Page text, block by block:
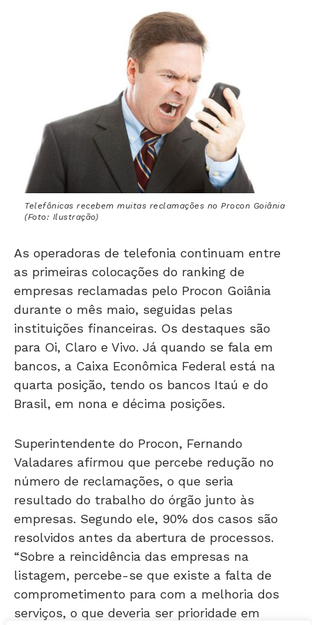
Telefônicas recebem muitas reclamações no Procon Goiânia
(Foto: Ilustração)
as primeiras colocações do ranking de
empresas reclamadas pelo Procon Goiânia
durante o mês maio, seguidas pelas
instituições financeiras. Os destaques são
para Oi, Claro e Vivo. Já quando se fala em
bancos, a Caixa Econômica Federal está na
quarta posição, tendo os bancos Itaú e do
Brasil, em nona e décima posições.
Valadares afirmou que percebe redução no
número de reclamações, o que seria
resultado do trabalho do órgão junto às
empresas. Segundo ele, 90% dos casos são
resolvidos antes da abertura de processos.
“Sobre a reincidência das empresas na
listagem, percebe-se que existe a falta de
comprometimento para com a melhoria dos
serviços, o que deveria ser prioridade em
qualquer empreendimento”, ressalta.